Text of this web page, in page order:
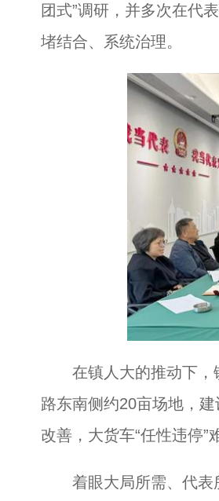
团式”调研，并多次在代
堵结合、系统治理。
在镇人大的推动下，
路东南侧约20亩场地，
改善，大货车“任性违停”
着眼大局所需、代表所